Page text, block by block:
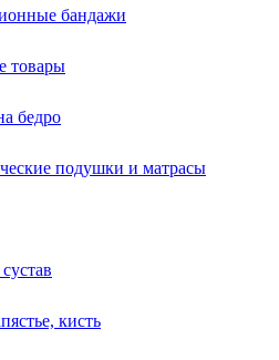
бандажи
товары
бедро
подушки и матрасы
кисть